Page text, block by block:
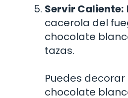
Servir Caliente:
cacerola del
chocolate
tazas.
Puedes
chocolate